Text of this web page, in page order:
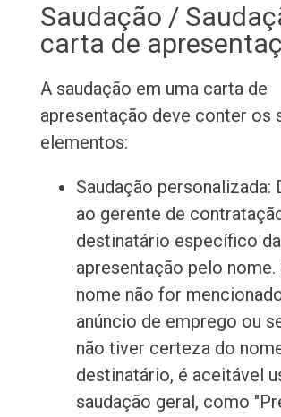
Saudação /
carta de
A saudação em uma carta de
apresentação deve conter os
elementos:
Saudação personalizada:
ao gerente de
destinatário específico
apresentação pelo nome.
nome não for
anúncio de emprego ou
não tiver certeza do
destinatário, é aceitável
saudação geral, como